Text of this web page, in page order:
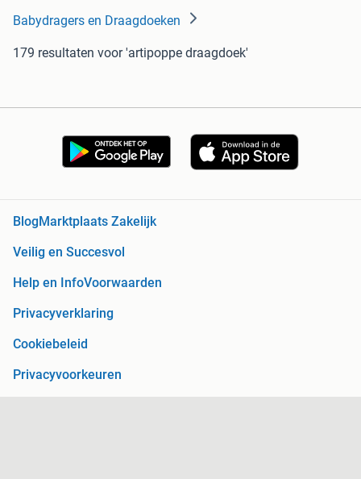
Babydragers en Draagdoeken
179 resultaten voor 'artipoppe draagdoek'
BlogMarktplaats Zakelijk
Veilig en Succesvol
Help en InfoVoorwaarden
Privacyverklaring
Cookiebeleid
Privacyvoorkeuren